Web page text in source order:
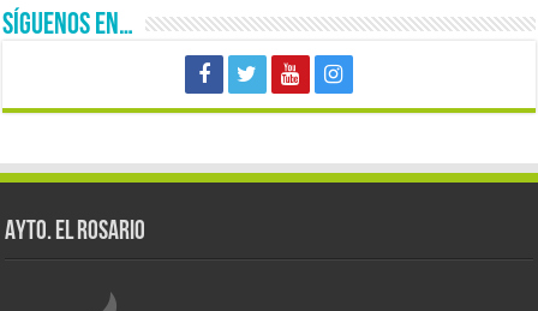
SÍGUENOS EN…
AYTO. EL ROSARIO